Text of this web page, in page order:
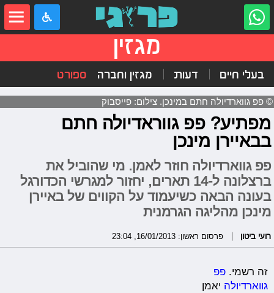
מגזין
בעלי חיים דעות מגזין וחברה ספורט
© פפ גווארדיולה חתם במינכן. צילום: פייסבוק
מפתיע? פפ גווראדיולה חתם
בבאיירן מינכן
פפ גווארדיולה חוזר לאמן. מי שהוביל את
ברצלונה ל-14 תארים, יחזור למגרשי הכדורגל
בעונה הבאה כשיעמוד על הקווים של באיירן
מינכן מהליגה הגרמנית
רועי ביטון פרסום ראשון: 16/01/2013, 23:04
זה רשמי.פפ
גווארדיולה יאמן